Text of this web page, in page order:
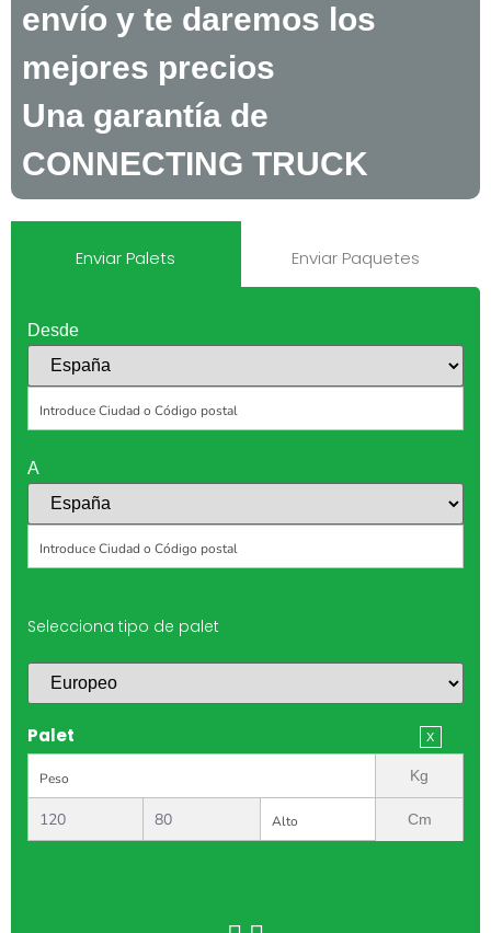
envío y te daremos los
mejores precios
Una garantía de
CONNECTING TRUCK
Enviar Palets Enviar Paquetes
Desde
A
Selecciona tipo de palet
Palet
Kg
Cm